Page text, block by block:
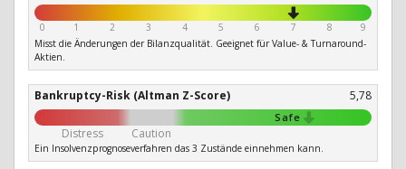
0 1 2 3 4 5 6 7 8
9
Misst die Änderungen der Bilanzqualität. Geeignet für Value- & Turnaround-
Aktien.
Bankruptcy-Risk (Altman Z-Score) 5,78
Safe
Distress Caution
Ein Insolvenzprognoseverfahren das 3 Zustände einnehmen kann.